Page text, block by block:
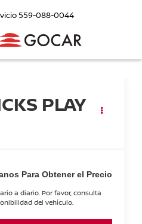
559-088-0044
PLAY
Para Obtener el Precio
a diario. Por favor, consulta
del vehículo.